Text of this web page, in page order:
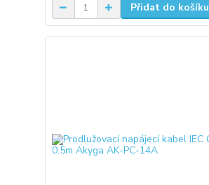
Přidat do košíku